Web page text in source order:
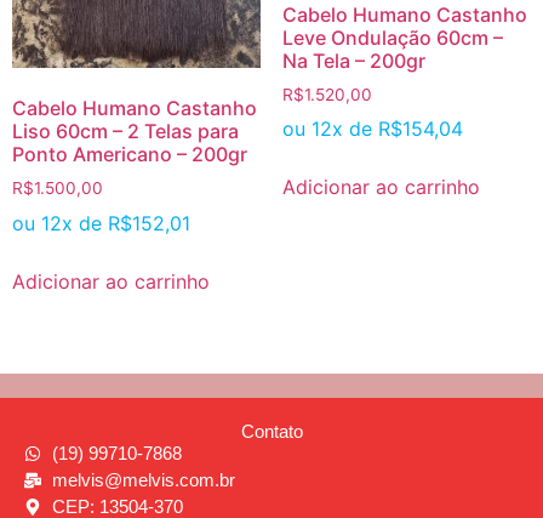
Cabelo Humano Castanho
Liso 60cm – 2 Telas para
Ponto Americano – 200gr
R$1.500,00
ou 12x de R$152,01
Adicionar ao carrinho
Cabelo Humano Castanho
Leve Ondulação 60cm –
Na Tela – 200gr
R$1.520,00
ou 12x de R$154,04
Adicionar ao carrinho
Contato
(19) 99710-7868
melvis@melvis.com.br
CEP: 13504-370